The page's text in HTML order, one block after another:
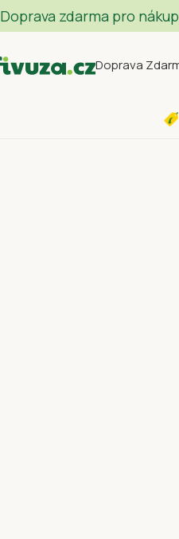
Doprava
Doprava zdarma pro